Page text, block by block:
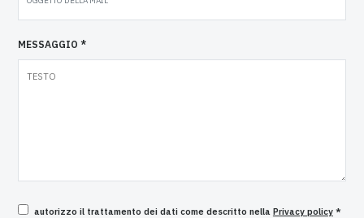
MESSAGGIO *
autorizzo il trattamento dei dati come descritto nella Privacy policy*